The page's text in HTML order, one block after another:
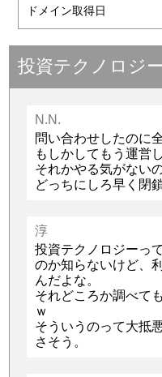
ドメイン取得日
投資テクノロジ
N.N.
問い合わせしたのに
もしかしてもう運営
それかやる気がないの
どっちにしろ早く閉
淳
投資テクノロジーっ
のか知らないけど、
んだよな。
それどころか調べて
ｗ
そういうのって大抵
さそう。